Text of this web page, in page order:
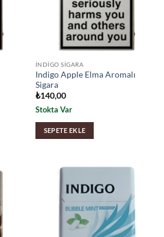
İNDIGO SIGARA
Indigo Apple Elma Aromalı
Sigara
₺140,00
Stokta Var
SEPETE EKLE